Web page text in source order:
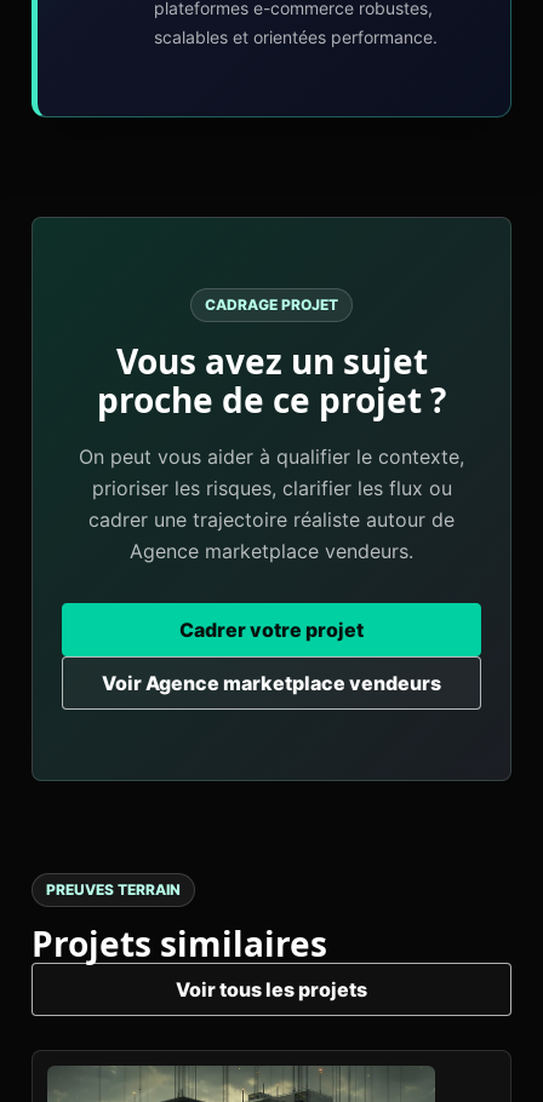
plateformes e-commerce robustes,
scalables et orientées performance.
CADRAGE PROJET
Vous avez un sujet
proche de ce projet ?
On peut vous aider à qualifier le contexte,
prioriser les risques, clarifier les flux ou
cadrer une trajectoire réaliste autour de
Agence marketplace vendeurs.
Cadrer votre projet
Voir Agence marketplace vendeurs
PREUVES TERRAIN
Projets similaires
Voir tous les projets